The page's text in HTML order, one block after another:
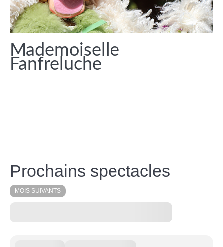
Mademoiselle
Fanfreluche
Prochains spectacles
MOIS SUIVANTS